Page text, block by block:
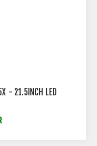
- 21.5INCH LED